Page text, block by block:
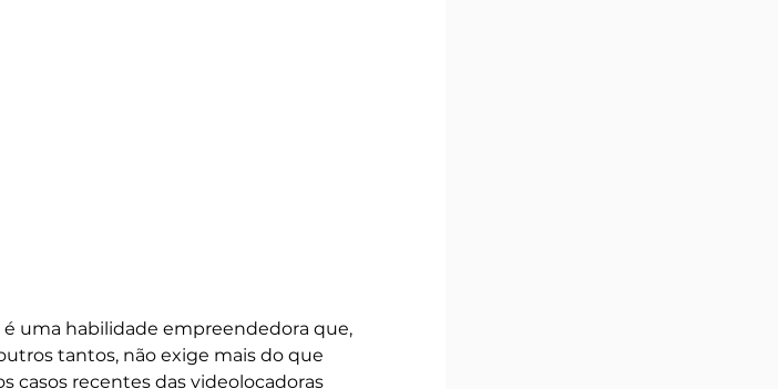
uma habilidade empreendedora que,
tantos, não exige mais do que
casos recentes das videolocadoras